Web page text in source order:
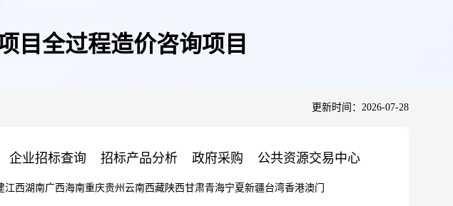
目全过程造价咨询项目
更新时间：2026-07-28
企业招标查询 招标产品分析 政府采购 公共资源交易中心
江西湖南广西海南重庆贵州 云南西藏陕西甘肃青海宁夏新疆台湾香港澳门